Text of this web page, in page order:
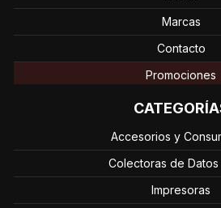
Marcas
Contacto
Promociones
Accesorios y
Colectoras de Datos
Impresoras